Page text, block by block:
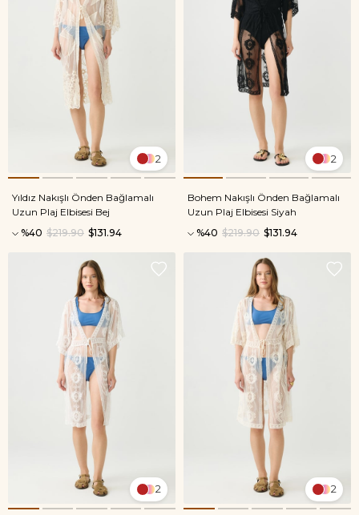
2
Yıldız Nakışlı Önden Bağlamalı
Uzun Plaj Elbisesi Bej
%40
$131.94
$219.90
2
Bohem Nakışlı Önden Bağlamalı
Uzun Plaj Elbisesi Siyah
%40
$131.94
$219.90
2 2